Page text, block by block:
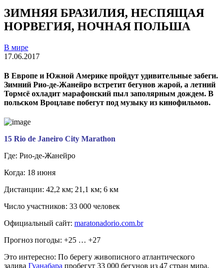
ЗИМНЯЯ БРАЗИЛИЯ, НЕСПЯЩАЯ
НОРВЕГИЯ, НОЧНАЯ ПОЛЬША
В мире
17.06.2017
В Европе и Южной Америке пройдут удивительные забеги.
Зимний Рио-де-Жанейро встретит бегунов жарой, а летний
Тормсё охладит марафонский пыл заполярным дождем. В
польском Вроцлаве побегут под музыку из кинофильмов.
15 Rio de Janeiro City Marathon
Где: Рио-де-Жанейро
Когда: 18 июня
Дистанции: 42,2 км; 21,1 км; 6 км
Число участников: 33 000 человек
Официальный сайт: maratonadorio.com.br
Прогноз погоды: +25 … +27
Это интересно: По берегу живописного атлантического
залива Гуанабара пробегут 33 000 бегунов из 47 стран мира.